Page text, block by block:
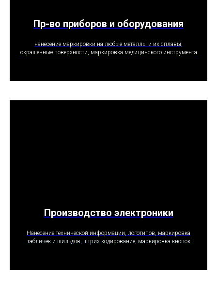
Пр-во приборов и оборудования
нанесение маркировки на любые металлы и их сплавы,
окрашенные поверхности, маркировка медицинского инструмента
ПОЛУЧИТЬ ПРЕДЛОЖЕНИЕ
Производство электроники
Нанесение технической информации, логотипов, маркировка
табличек и шильдов, штрих-кодирование, маркировка кнопок
ПОЛУЧИТЬ ПРЕДЛОЖЕНИЕ